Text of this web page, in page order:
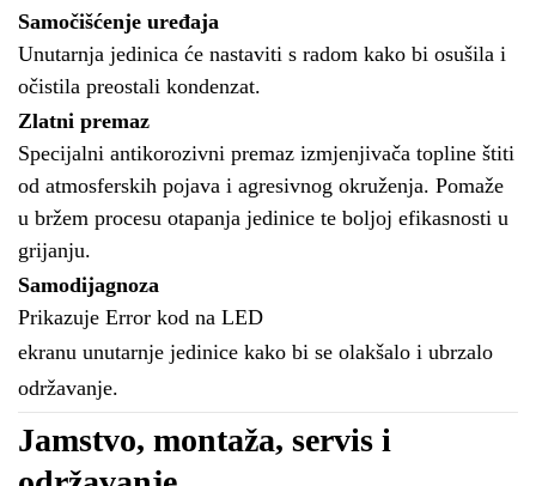
Samočišćenje uređaja
Unutarnja jedinica će nastaviti s radom kako bi osušila i
očistila preostali kondenzat.
Zlatni premaz
Specijalni antikorozivni premaz izmjenjivača topline štiti
od atmosferskih pojava i agresivnog okruženja. Pomaže
u bržem procesu otapanja jedinice te boljoj efikasnosti u
grijanju.
Samodijagnoza
Prikazuje Error kod na LED
ekranu unutarnje jedinice kako bi se olakšalo i ubrzalo
održavanje.
Jamstvo, montaža, servis i